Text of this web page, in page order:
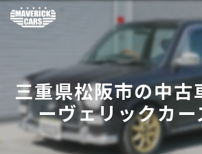
三重県松阪市の中古
ーヴェリックカ